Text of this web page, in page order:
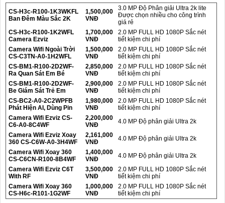
CS-H3c-R100-1K3WKFL
Ban Đêm Màu Sắc 2K
1,500,000
VNĐ
3.0 MP Độ Phân giải Ultra 2k lite
Được chọn nhiều cho công trình
giá rẻ
CS-H3c-R100-1K2WFL
Camera Ezviz
1,700,000
VNĐ
2.0 MP FULL HD 1080P Sắc nét
tiết kiệm chi phí
Camera Wifi Ngoài Trời
CS-C3TN-A0-1H2WFL
1,500,000
VNĐ
2.0 MP FULL HD 1080P Sắc nét
tiết kiệm chi phí
CS-BM1-R100-2D2WF-
Ra Quan Sát Em Bé
2,850,000
VNĐ
2.0 MP FULL HD 1080P Sắc nét
tiết kiệm chi phí
CS-BM1-R100-2D2WF-
Be Giám Sát Trẻ Em
2,900,000
VNĐ
2.0 MP FULL HD 1080P Sắc nét
tiết kiệm chi phí
CS-BC2-A0-2C2WPFB
Phát Hiện AI, Dùng Pin
1,980,000
VNĐ
2.0 MP FULL HD 1080P Sắc nét
tiết kiệm chi phí
Camera Wifi Ezviz CS-
C6-A0-8C4WF
2,200,000
VNĐ
4.0 MP Độ phân giải Ultra 2k
Camera Wifi Ezviz Xoay
360 CS-C6W-A0-3H4WF
2,161,000
VNĐ
4.0 MP Độ phân giải Ultra 2k
Camera Wifi Xoay 360
CS-C6CN-R100-8B4WF
1,400,000
VNĐ
4.0 MP Độ phân giải Ultra 2k
Camera Wifi Ezviz C6T
With RF
3,500,000
VNĐ
2.0 MP FULL HD 1080P Sắc nét
tiết kiệm chi phí
Camera Wifi Xoay 360
CS-H6c-R101-1G2WF
1,000,000
VNĐ
2.0 MP FULL HD 1080P Sắc nét
tiết kiệm chi phí